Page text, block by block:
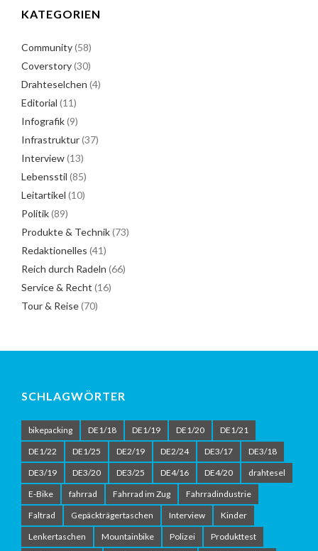
KATEGORIEN
Community(58)
Coverstory(30)
Drahteselchen (4)
Editorial (11)
Infografik(9)
Infrastruktur(37)
Interview(13)
Lebensstil (85)
Leitartikel (10)
Politik(89)
Produkte & Technik(73)
Redaktionelles (41)
Reich durch Radeln (66)
Service & Recht (16)
Tour & Reise(70)
SCHLAGWÖRTER
bikepacking DE1/18 DE1/19 DE1/20
DE1/21
DE1/22
DE1/25 DE2/19 DE2/24 DE3/17
DE3/18
DE3/19
DE3/20 DE3/25 DE4/16 DE4/20
drahtesel
E-Bike
fahrrad Fahrrad im Zug
Fahrradindustrie
Faltrad
Gepäckträgertaschen Interview
Kinder
Lenkertaschen
Mountainbike Polizei
Produkttest